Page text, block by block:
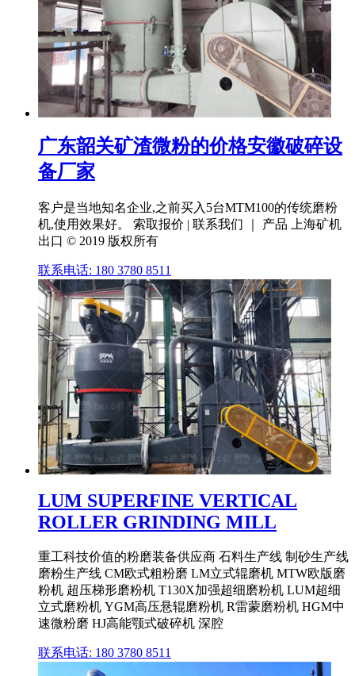
广东韶关矿渣微粉的价格安徽破碎设
备厂家
客户是当地知名企业,之前买入5台MTM100的传统磨粉
机,使用效果好。 索取报价 | 联系我们 ｜ 产品 上海矿机
出口 © 2019 版权所有
联系电话: 180 3780 8511
LUM SUPERFINE VERTICAL
ROLLER GRINDING MILL
重工科技价值的粉磨装备供应商 石料生产线 制砂生产线
磨粉生产线 CM欧式粗粉磨 LM立式辊磨机 MTW欧版磨
粉机 超压梯形磨粉机 T130X加强超细磨粉机 LUM超细
立式磨粉机 YGM高压悬辊磨粉机 R雷蒙磨粉机 HGM中
速微粉磨 HJ高能颚式破碎机 深腔
联系电话: 180 3780 8511